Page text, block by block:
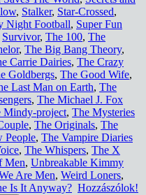
, Stalker, Star-Crossed,
Night Football, Super Fun
Survivor, The 100, The
, The Big Bang Theory,
Carrie Dairies, The Crazy
Goldbergs, The Good Wife,
Last Man on Earth, The
, The Michael J. Fox
Mindy-project, The Mysteries
, The Originals, The
People, The Vampire Diaries
, The Whispers, The X
Men, Unbreakable Kimmy
Are Men, Weird Loners,
Is It Anyway? Hozzászólok!